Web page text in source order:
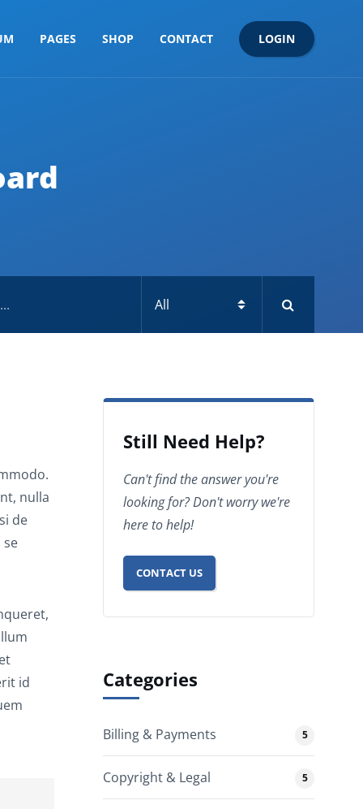
PAGES SHOP CONTACT LOGIN
nulla
de
id
Still Need Help?
Can't find the answer you're
looking for? Don't worry we're
here to help!
CONTACT US
Categories
Billing & Payments 5
Copyright & Legal 5